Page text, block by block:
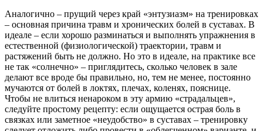
Аналогично – прущий через край «энтузиазм» на тренировках
– основная причина травм и хронических болей в суставах. В
идеале – если хорошо разминаться и выполнять упражнения в
естественной (физиологической) траектории, травм и
растяжений быть не должно. Но это в идеале, на практике все
не так «солнечно» – приглядитесь, сколько человек в зале
делают все вроде бы правильно, но, тем не менее, постоянно
мучаются от болей в локтях, плечах, коленях, пояснице.
Чтобы не влиться ненароком в эту армию «страдальцев»,
следуйте простому рецепту: если ощущается острая боль в
связках или заметное «неудобство» в суставах – тренировку